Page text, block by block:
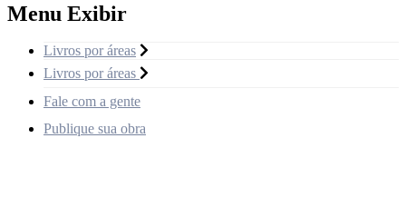
Menu Exibir
Livros por áreas
Livros por áreas
Fale com a gente
Publique sua obra